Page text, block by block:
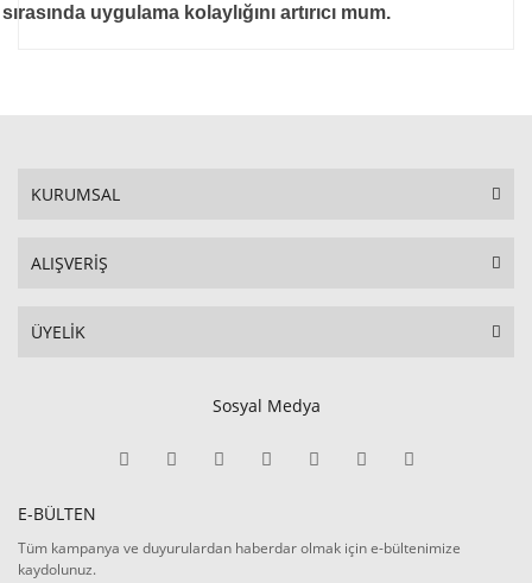
uygulama kolaylığını artırıcı mum.
KURUMSAL
ALIŞVERİŞ
ÜYELİK
Sosyal Medya
E-BÜLTEN
Tüm kampanya ve duyurulardan haberdar olmak için e-bültenimize
kaydolunuz.